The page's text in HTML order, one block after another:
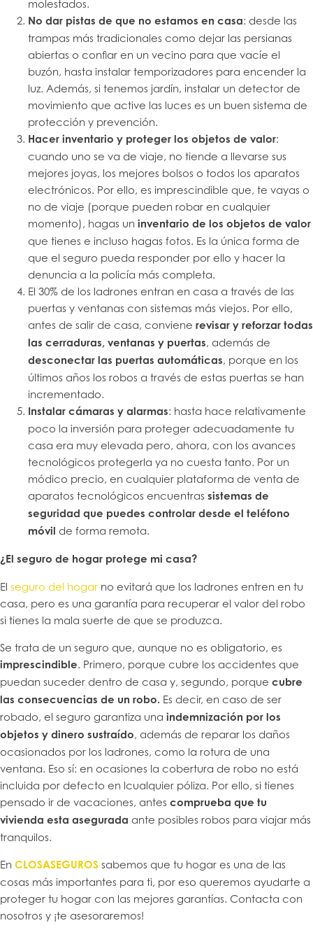
molestados.
No dar pistas de que no estamos en casa: desde las
trampas más tradicionales como dejar las persianas
abiertas o confiar en un vecino para que vacíe el
buzón, hasta instalar temporizadores para encender la
luz. Además, si tenemos jardín, instalar un detector de
movimiento que active las luces es un buen sistema de
protección y prevención.
Hacer inventario y proteger los objetos de valor:
cuando uno se va de viaje, no tiende a llevarse sus
mejores joyas, los mejores bolsos o todos los aparatos
electrónicos. Por ello, es imprescindible que, te vayas o
no de viaje (porque pueden robar en cualquier
momento), hagas un inventario de los objetos de valor
que tienes e incluso hagas fotos. Es la única forma de
que el seguro pueda responder por ello y hacer la
denuncia a la policía más completa.
El 30% de los ladrones entran en casa a través de las
puertas y ventanas con sistemas más viejos. Por ello,
antes de salir de casa, conviene revisar y reforzar todas
las cerraduras, ventanas y puertas, además de
desconectar las puertas automáticas, porque en los
últimos años los robos a través de estas puertas se han
incrementado.
Instalar cámaras y alarmas: hasta hace relativamente
poco la inversión para proteger adecuadamente tu
casa era muy elevada pero, ahora, con los avances
tecnológicos protegerla ya no cuesta tanto. Por un
módico precio, en cualquier plataforma de venta de
aparatos tecnológicos encuentras sistemas de
seguridad que puedes controlar desde el teléfono
móvil de forma remota.
¿El seguro de hogar protege mi casa?
El seguro del hogar no evitará que los ladrones entren en tu
casa, pero es una garantía para recuperar el valor del robo
si tienes la mala suerte de que se produzca.
Se trata de un seguro que, aunque no es obligatorio, es
imprescindible. Primero, porque cubre los accidentes que
puedan suceder dentro de casa y, segundo, porque cubre
las consecuencias de un robo. Es decir, en caso de ser
robado, el seguro garantiza una indemnización por los
objetos y dinero sustraído, además de reparar los daños
ocasionados por los ladrones, como la rotura de una
ventana. Eso sí: en ocasiones la cobertura de robo no está
incluida por defecto en lcualquier póliza. Por ello, si tienes
pensado ir de vacaciones, antes comprueba que tu
vivienda esta asegurada ante posibles robos para viajar más
tranquilos.
En CLOSASEGUROS sabemos que tu hogar es una de las
cosas más importantes para ti, por eso queremos ayudarte a
proteger tu hogar con las mejores garantías. Contacta con
nosotros y ¡te asesoraremos!